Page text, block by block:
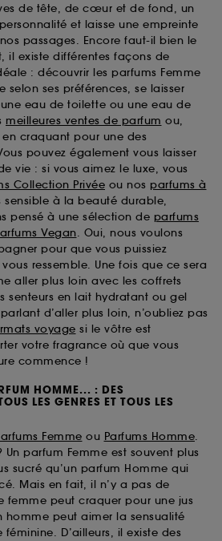
de tête, de cœur et de fond, un
et laisse une empreinte
passages. Encore faut-il bien le
il existe différentes façons de
: découvrir les parfums Femme
selon ses préférences, se laisser
eau de toilette ou une eau de
meilleures ventes de parfum ou,
craquant pour une des
pouvez également vous laisser
vie : si vous aimez le luxe, vous
Collection Privée ou nos parfums à
sensible à la beauté durable,
pensé à une sélection de parfums
Vegan. Oui, nous voulons
pour que vous puissiez
ressemble. Une fois que ce sera
aller plus loin avec les coffrets
senteurs en lait hydratant ou gel
d’aller plus loin, n’oubliez pas
voyage si le vôtre est
votre fragrance où que vous
commence !
HOMME... : DES
LES GENRES ET TOUS LES
Femme ou Parfums Homme.
parfum Femme est souvent plus
sucré qu’un parfum Homme qui
Mais en fait, il n’y a pas de
femme peut craquer pour une jus
homme peut aimer la sensualité
D’ailleurs, il existe des